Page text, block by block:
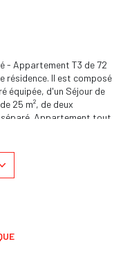
- Appartement T3 de 72
résidence. Il est composé
équipée, d'un Séjour de
25 m², de deux
séparé. Appartement tout
D.SY.D Immobilier au
actuellement